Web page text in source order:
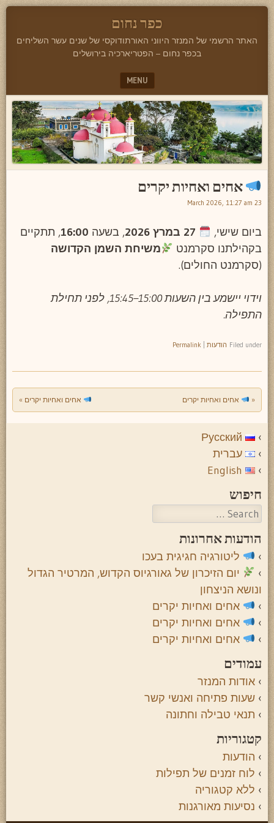
כפר נחום
האתר הרשמי של המנזר היווני האורתודוקסי של שנים עשר השליחים
בכפר נחום – הפטריארכיה בירושלים
MENU
SKIP TO CONTENT
אחים ואחיות יקרים
23 March 2026, 11:27 am
ביום שישי, , בשעה 16:00, תתקיים
בקהילתנו סקרמנט
משיחת השמן הקדושה
(סקרמנט החולים).
וידוי יישמע בין השעות 15:00–15:45, לפני תחילת
התפילה.
Filed under הודעות Permalink
Post navigation
« אחים ואחיות יקרים אחים ואחיות יקרים »
Русский
עברית
English
חיפוש
Search
הודעות אחרונות
ליטורגיה חגיגית בעכו
יום הזיכרון של גאורגיוס הקדוש, המרטיר הגדול
ונושא הניצחון
אחים ואחיות יקרים
אחים ואחיות יקרים
אחים ואחיות יקרים
עמודים
אודות המנזר
שעות פתיחה ואנשי קשר
תנאי טבילה וחתונה
קטגוריות
הודעות
לוח זמנים של תפילות
ללא קטגוריה
נסיעות מאורגנות